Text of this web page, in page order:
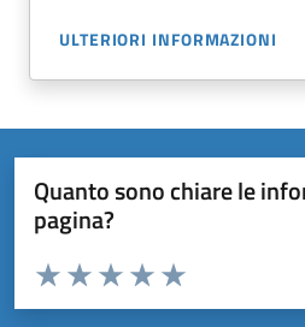
ULTERIORI INFORMAZIONI
Quanto sono chiare le
pagina?
Domanda
Valuta da 1 a 5 stelle la pagina
Valuta 5 stelle
Valuta 4 stelle su 5
Valuta 3 stelle su 5
Valuta 2 stelle su 5
Valuta 1 stelle su 5